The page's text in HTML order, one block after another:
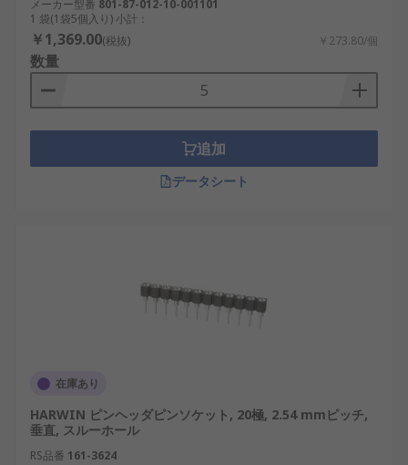
標準SILソケット ： 一般的な電子回路基板で使
用される基本的なタイプ。
高耐久SILソケット
よう設計され、産業用設備に多用。
直角型SILソケット： ピンを直角に配置し、狭
いスペースでの配線に対応。
み合わせて利用可能。
SILソケットを導入することで、電子機器の設計や
も、価格や値段の幅広さ、販売や通販の利便性が評
メーカー型番 801-87-012-10-001101
1 袋(1袋5個入り) 小計：
￥1,369.00(税抜) ￥273.80/個
数量
追加
データシート
在庫あり
HARWIN ピンヘッダピンソケット, 20極, 2.54 mmピッチ,
垂直, スルーホール
RS品番 161-3624